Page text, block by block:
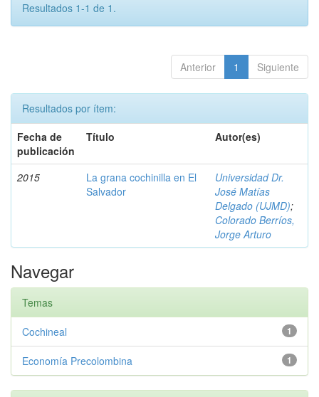
Resultados 1-1 de 1.
Anterior 1 Siguiente
Resultados por ítem:
Fecha de
publicación
Título Autor(es)
2015
La grana cochinilla en El
Salvador
Universidad Dr.
José Matías
Delgado (UJMD);
Colorado Berríos,
Jorge Arturo
Navegar
Temas
1
Cochineal
1
Economía Precolombina